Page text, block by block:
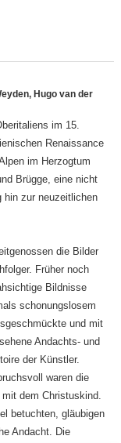
Hugo van der
im 15.
Renaissance
im Herzogtum
Brügge, eine nicht
hin zur neuzeitlichen
die Bilder
Früher noch
Bildnisse
schonungslosem
und mit
Andachts- und
der Künstler.
waren die
dem Christuskind.
betuchten, gläubigen
Andacht. Die